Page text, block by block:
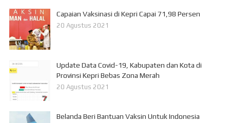
Capaian Vaksinasi di Kepri Capai 71,98 Persen
20 Agustus 2021
Update Data Covid-19, Kabupaten dan Kota di
Provinsi Kepri Bebas Zona Merah
20 Agustus 2021
Belanda Beri Bantuan Vaksin Untuk Indonesia